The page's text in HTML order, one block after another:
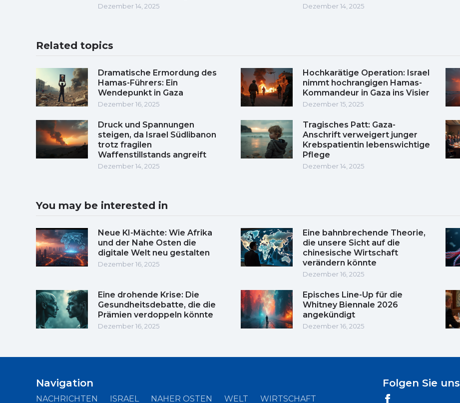
Dezember 14, 2025 Dezember 14, 2025
Related topics
Dramatische Ermordung des
Hamas-Führers: Ein
Wendepunkt in Gaza
Dezember 16, 2025
Hochkarätige Operation: Israel
nimmt hochrangigen Hamas-
Kommandeur in Gaza ins Visier
Dezember 15, 2025
Druck und Spannungen
steigen, da Israel Südlibanon
trotz fragilen
Waffenstillstands angreift
Dezember 14, 2025
Tragisches Patt: Gaza-
Anschrift verweigert junger
Krebspatientin lebenswichtige
Pflege
Dezember 14, 2025
You may be interested in
Neue KI-Mächte: Wie Afrika
und der Nahe Osten die
digitale Welt neu gestalten
Dezember 16, 2025
Eine bahnbrechende Theorie,
die unsere Sicht auf die
chinesische Wirtschaft
verändern könnte
Dezember 16, 2025
Eine drohende Krise: Die
Gesundheitsdebatte, die die
Prämien verdoppeln könnte
Dezember 16, 2025
Episches Line-Up für die
Whitney Biennale 2026
angekündigt
Dezember 16, 2025
Navigation
NACHRICHTEN ISRAEL NAHER OSTEN WELT WIRTSCHAFT
Folgen Sie uns